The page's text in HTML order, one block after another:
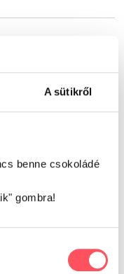
A sütikről
benne csokoládé
gombra!